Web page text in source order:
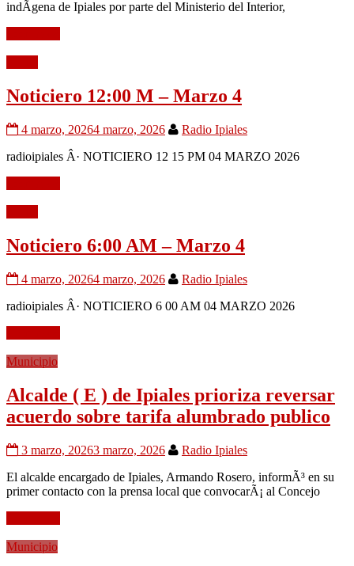
indÃ­gena de Ipiales por parte del Ministerio del Interior,
Noticiero 12:00 M – Marzo 4
4 marzo, 20264 marzo, 2026
Radio Ipiales
radioipiales Â· NOTICIERO 12 15 PM 04 MARZO 2026
Noticiero 6:00 AM – Marzo 4
4 marzo, 20264 marzo, 2026
Radio Ipiales
radioipiales Â· NOTICIERO 6 00 AM 04 MARZO 2026
Municipio
Alcalde ( E ) de Ipiales prioriza reversar
acuerdo sobre tarifa alumbrado publico
3 marzo, 20263 marzo, 2026
Radio Ipiales
El alcalde encargado de Ipiales, Armando Rosero, informÃ³ en su
primer contacto con la prensa local que convocarÃ¡ al Concejo
Municipio